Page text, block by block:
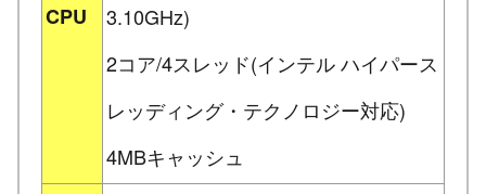
CPU
3.10GHz)
2コア/4スレッド(インテル ハイパース
レッディング・テクノロジー対応)
4MBキャッシュ